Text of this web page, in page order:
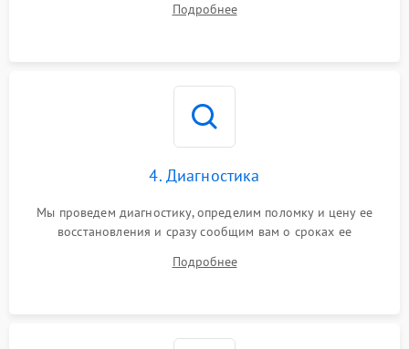
Подробнее
4. Диагностика
Мы проведем диагностику, определим поломку и цену ее
восстановления и сразу сообщим вам о сроках ее
Подробнее